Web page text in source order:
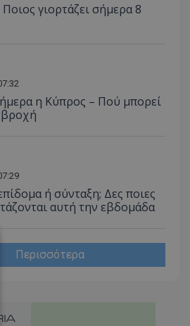
γιορτάζει σήμερα 8
η Κύπρος – Πού μπορεί
βροχή
ή σύνταξη; Δες ποιες
αυτή την εβδομάδα
Περισσότερα